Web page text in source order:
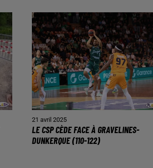
21 avril 2025
LE CSP CÈDE FACE À GRAVELINES-
DUNKERQUE (110-122)